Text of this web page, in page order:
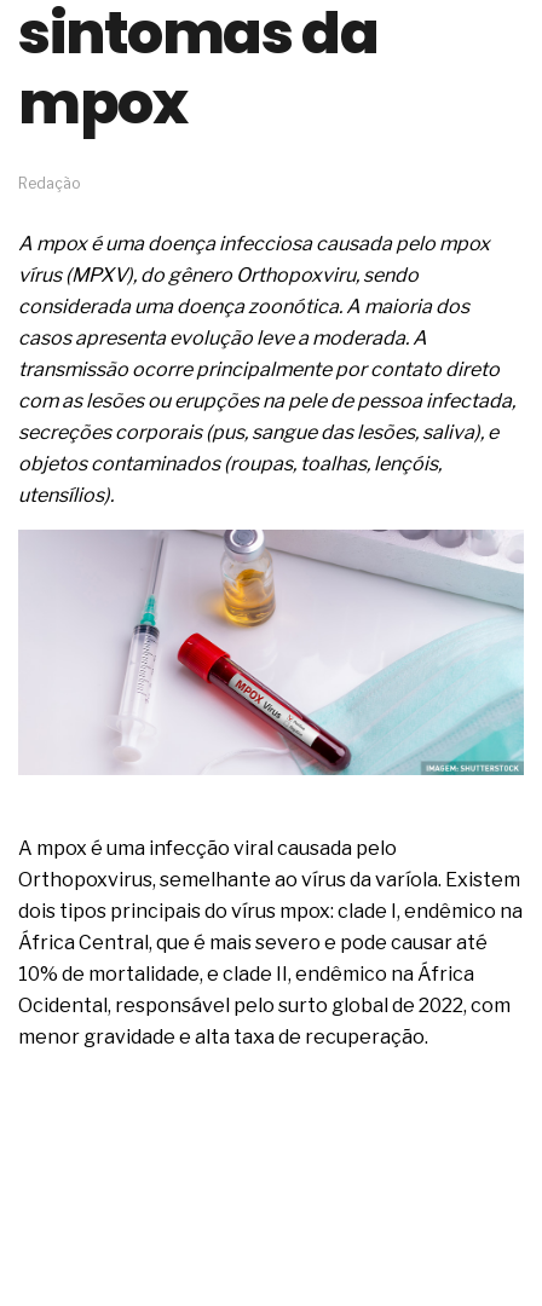
de governança das organizações
O desenho industrial ganha espaço como
As variações dimensionais dos produtos de
materiais cimentícios com fibra de vidro
A verificação dimensional e de massa dos fios,
cabos e condutores elétricos
A fabricação conforme das portas com tipologia
de giro para as saídas de emergência
A sua indústria toma decisões ou apenas reage
aos problemas?
Os serviços de reciclagem profunda a frio in situ
com emulsão asfáltica
tentar criar uma reserva de mercado sobre as
Os critérios médicos da síndrome metabólica
A prevenção clínica da coceira no ânus
Os sintomas clínicos do teratoma de ovário
O tratamento médico da síndrome da fadiga
crônica
As causas médicas da queda dos cabelos ou
calvície
Quando a gestão é o obstáculo para o resultado
Os procedimentos para a inspeção em estruturas
O desenvolvimento de indicadores nas atividades
de governança das organizações
O desenho industrial ganha espaço como
estratégia competitiva nas empresas
As variações dimensionais dos produtos de
materiais cimentícios com fibra de vidro
A próxima vantagem competitiva não está no
modelo de IA
sintomas da
mpox
Redação
A mpox é uma doença infecciosa causada pelo mpox
vírus (MPXV), do gênero Orthopoxviru, sendo
considerada uma doença zoonótica. A maioria dos
casos apresenta evolução leve a moderada. A
transmissão ocorre principalmente por contato direto
com as lesões ou erupções na pele de pessoa infectada,
secreções corporais (pus, sangue das lesões, saliva), e
objetos contaminados (roupas, toalhas, lençóis,
utensílios).
A mpox é uma infecção viral causada pelo
Orthopoxvirus, semelhante ao vírus da varíola. Existem
dois tipos principais do vírus mpox: clade I, endêmico na
África Central, que é mais severo e pode causar até
10% de mortalidade, e clade II, endêmico na África
Ocidental, responsável pelo surto global de 2022, com
menor gravidade e alta taxa de recuperação.